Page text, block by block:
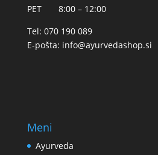
PET 8:00 – 12:00
Tel: 070 190 089
E-pošta: info@ayurvedashop.si
Meni
Ayurveda